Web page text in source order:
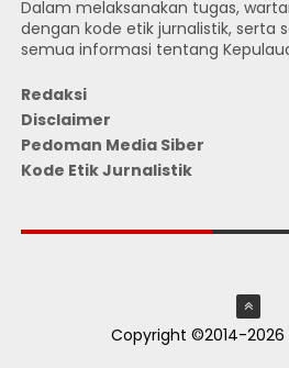
Dalam melaksanakan tugas,
dengan kode etik jurnalistik, serta
semua informasi tentang
Redaksi
Disclaimer
Pedoman Media Siber
Kode Etik Jurnalistik
Copyright ©2014-2026